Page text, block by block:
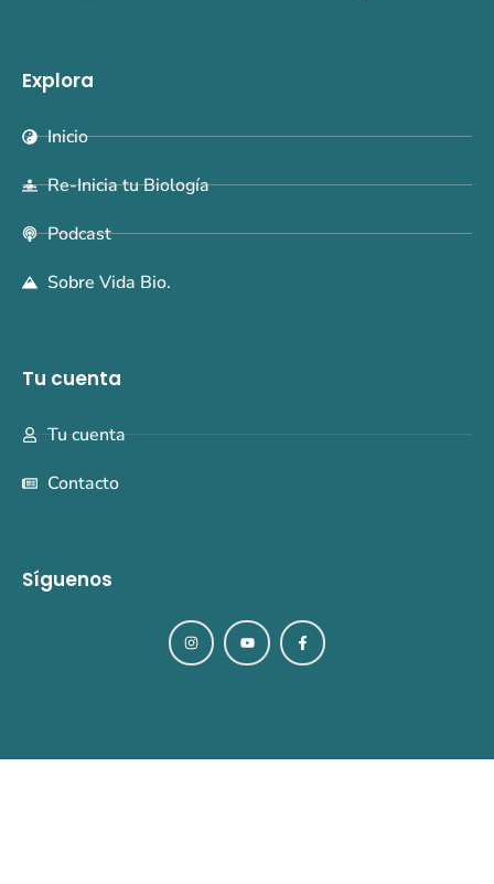
Explora
Inicio
Re-Inicia tu Biología
Podcast
Sobre Vida Bio.
Tu cuenta
Tu cuenta
Contacto
Síguenos